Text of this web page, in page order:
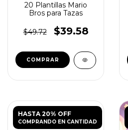
20 Plantillas Mario
Bros para Tazas
$49.72 $39.58
HASTA 20% OFF
COMPRANDO EN CANTIDAD